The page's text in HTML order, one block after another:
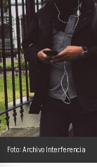
Foto: Archivo Interferencia